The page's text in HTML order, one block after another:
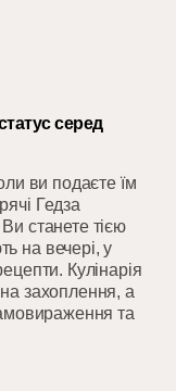
серед
ви подаєте їм
Гедза
станете тією
на вечері, у
Кулінарія
захоплення, а
та